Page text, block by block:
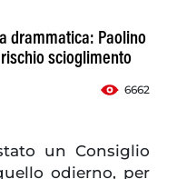
drammatica: Paolino
scioglimento
6662
stato un Consiglio
odierno, per